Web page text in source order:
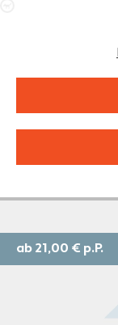
ab 21,00 € p.P.